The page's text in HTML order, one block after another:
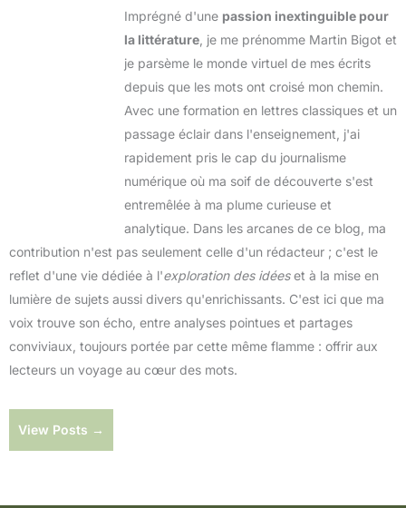
Imprégné d'une passion inextinguible pour
la littérature , je me prénomme Martin Bigot et
je parsème le monde virtuel de mes écrits
depuis que les mots ont croisé mon chemin.
Avec une formation en lettres classiques et un
passage éclair dans l'enseignement, j'ai
rapidement pris le cap du journalisme
numérique où ma soif de découverte s'est
entremêlée à ma plume curieuse et
analytique. Dans les arcanes de ce blog, ma
contribution n'est pas seulement celle d'un rédacteur ; c'est le
reflet d'une vie dédiée à l'exploration des idéeset à la mise en
lumière de sujets aussi divers qu'enrichissants. C'est ici que ma
voix trouve son écho, entre analyses pointues et partages
conviviaux, toujours portée par cette même flamme : offrir aux
lecteurs un voyage au cœur des mots.
View Posts →